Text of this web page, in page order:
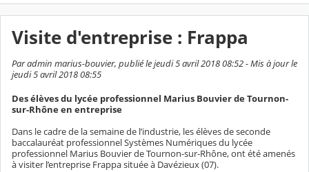
Visite d'entreprise : Frappa
Par admin marius-bouvier, publié le jeudi 5 avril 2018 08:52 - Mis à jour le
jeudi 5 avril 2018 08:55
Des élèves du lycée professionnel Marius Bouvier de Tournon-
sur-Rhône en entreprise
Dans le cadre de la semaine de l’industrie, les élèves de seconde
baccalauréat professionnel Systèmes Numériques du lycée
professionnel Marius Bouvier de Tournon-sur-Rhône, ont été amenés
à visiter l’entreprise Frappa située à Davézieux (07).